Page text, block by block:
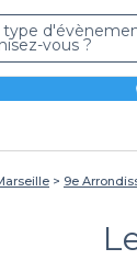
type
vous ?
9e